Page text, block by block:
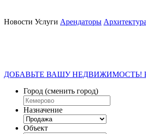
Новости Услуги Арендаторы Архитектура
ДОБАВЬТЕ ВАШУ НЕДВИЖИМОСТЬ!
Город (сменить город)
Назначение
Объект